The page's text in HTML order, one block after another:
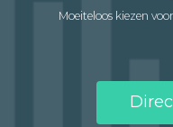
Moeiteloos kiezen